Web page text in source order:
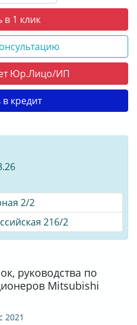
в 1 клик
Юр.Лицо/ИП
в кредит
2/2
216/2
руководства по
Mitsubishi
2021